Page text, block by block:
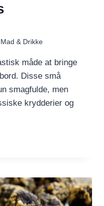
Mad & Drikke
måde at bringe
Disse små
smagfulde, men
krydderier og